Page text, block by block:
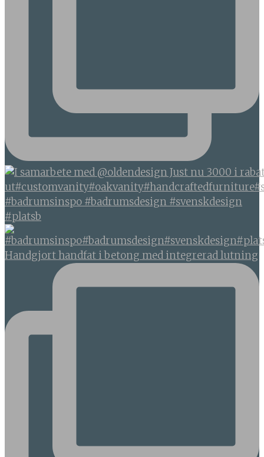
#badrumsinspo #badrumsdesign #svenskdesign
#platsb
Handgjort handfat i betong med integrerad lutning